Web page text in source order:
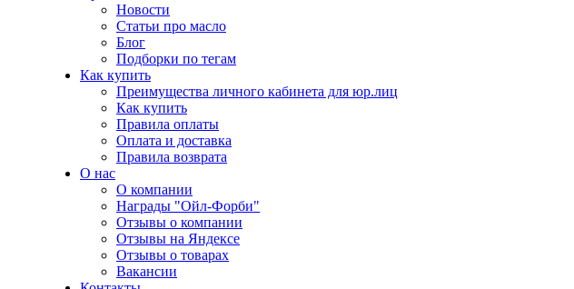
Новости
Статьи про масло
Блог
Подборки по тегам
Как купить
Преимущества личного кабинета для юр.лиц
Как купить
Правила оплаты
Оплата и доставка
Правила возврата
О нас
О компании
Награды "Ойл-Форби"
Отзывы о компании
Отзывы на Яндексе
Отзывы о товарах
Вакансии